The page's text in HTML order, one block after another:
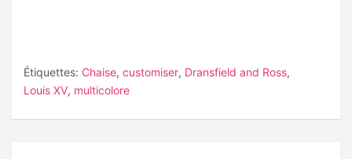
Étiquettes: Chaise, customiser, Dransfield and Ross,
Louis XV, multicolore